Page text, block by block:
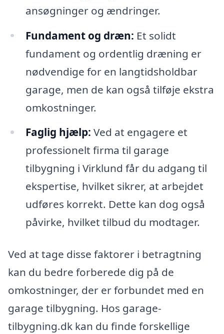
ansøgninger og ændringer.
Fundament og dræn: Et solidt
fundament og ordentlig dræning er
nødvendige for en langtidsholdbar
garage, men de kan også tilføje ekstra
omkostninger.
Faglig hjælp: Ved at engagere et
professionelt firma til garage
tilbygning i Virklund får du adgang til
ekspertise, hvilket sikrer, at arbejdet
udføres korrekt. Dette kan dog også
påvirke, hvilket tilbud du modtager.
Ved at tage disse faktorer i betragtning
kan du bedre forberede dig på de
omkostninger, der er forbundet med en
garage tilbygning. Hos garage-
tilbygning.dk kan du finde forskellige